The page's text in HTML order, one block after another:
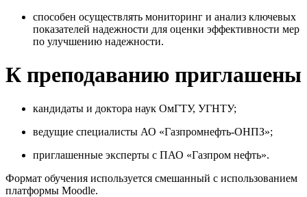
способен осуществлять мониторинг и анализ ключевых
показателей надежности для оценки эффективности мер
по улучшению надежности.
К преподаванию приглашены
кандидаты и доктора наук ОмГТУ, УГНТУ;
ведущие специалисты АО «Газпромнефть-ОНПЗ»;
приглашенные эксперты с ПАО «Газпром нефть».
Формат обучения используется смешанный с использованием
платформы Moodle.